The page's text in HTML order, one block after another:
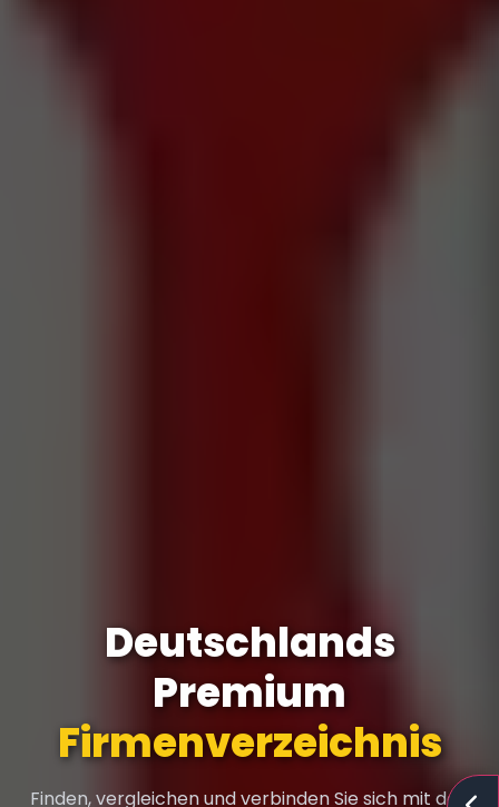
Deutschlands
Premium
Firmenverzeichnis
Finden, vergleichen und verbinden Sie sich mit den